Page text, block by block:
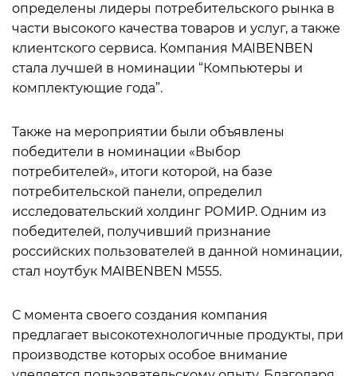
определены лидеры потребительского рынка в
части высокого качества товаров и услуг, а также
клиентского сервиса. Компания MAIBENBEN
стала лучшей в номинации “Компьютеры и
комплектующие года”.
Также на мероприятии были объявлены
победители в номинации «Выбор
потребителей», итоги которой, на базе
потребительской панели, определил
исследовательский холдинг РОМИР. Одним из
победителей, получивший признание
российских пользователей в данной номинации,
стал ноутбук MAIBENBEN M555.
С момента своего создания компания
предлагает высокотехнологичные продукты, при
производстве которых особое внимание